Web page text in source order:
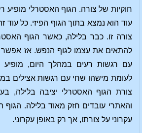
חוקיות של צורה. הגוף האסטרלי מופיע
עוד הוא נמצא בתוך הגוף הפיזי. כל
צורה זו. כבר בלילה, כאשר הגוף
להתאים את עצמו לגוף הנפש. אז
עם רגשות רעים במהלך היום,
לעומת מישהו שחי עם רגשות אצילים
צורת הגוף האסטרלי יציבה בלילה,
והאתרי עובדים חזק מאוד בלילה. הגוף
עקרוני על צורתו, אך רק באופן עקרוני.